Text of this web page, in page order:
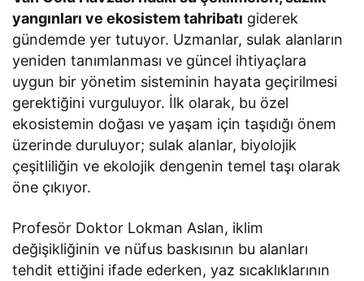
yangınları ve ekosistem tahribatı giderek
gündemde yer tutuyor. Uzmanlar, sulak alanların
yeniden tanımlanması ve güncel ihtiyaçlara
uygun bir yönetim sisteminin hayata geçirilmesi
gerektiğini vurguluyor. İlk olarak, bu özel
ekosistemin doğası ve yaşam için taşıdığı önem
üzerinde duruluyor; sulak alanlar, biyolojik
çeşitliliğin ve ekolojik dengenin temel taşı olarak
öne çıkıyor.
Profesör Doktor Lokman Aslan, iklim
değişikliğinin ve nüfus baskısının bu alanları
tehdit ettiğini ifade ederken, yaz sıcaklıklarının